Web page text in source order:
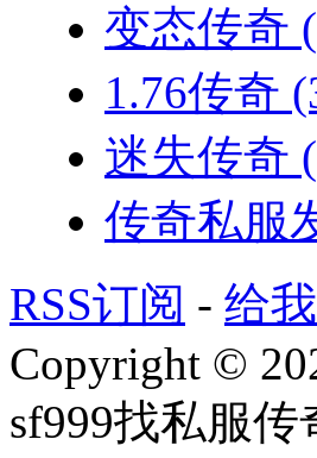
变态传奇
1.76传奇
迷失传奇
传奇私服
RSS订阅 - 给
Copyright ©
sf999找私服